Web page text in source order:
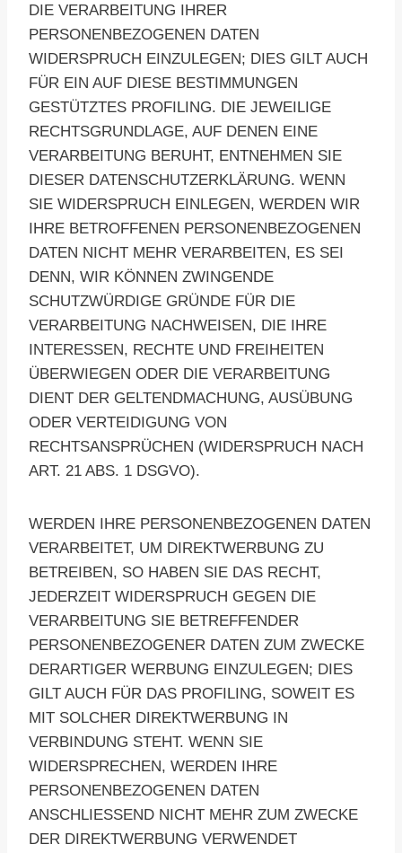
DIE VERARBEITUNG IHRER
PERSONENBEZOGENEN DATEN
WIDERSPRUCH EINZULEGEN; DIES GILT AUCH
FÜR EIN AUF DIESE BESTIMMUNGEN
GESTÜTZTES PROFILING. DIE JEWEILIGE
RECHTSGRUNDLAGE, AUF DENEN EINE
VERARBEITUNG BERUHT, ENTNEHMEN SIE
DIESER DATENSCHUTZERKLÄRUNG. WENN
SIE WIDERSPRUCH EINLEGEN, WERDEN WIR
IHRE BETROFFENEN PERSONENBEZOGENEN
DATEN NICHT MEHR VERARBEITEN, ES SEI
DENN, WIR KÖNNEN ZWINGENDE
SCHUTZWÜRDIGE GRÜNDE FÜR DIE
VERARBEITUNG NACHWEISEN, DIE IHRE
INTERESSEN, RECHTE UND FREIHEITEN
ÜBERWIEGEN ODER DIE VERARBEITUNG
DIENT DER GELTENDMACHUNG, AUSÜBUNG
ODER VERTEIDIGUNG VON
RECHTSANSPRÜCHEN (WIDERSPRUCH NACH
ART. 21 ABS. 1 DSGVO).
WERDEN IHRE PERSONENBEZOGENEN DATEN
VERARBEITET, UM DIREKTWERBUNG ZU
BETREIBEN, SO HABEN SIE DAS RECHT,
JEDERZEIT WIDERSPRUCH GEGEN DIE
VERARBEITUNG SIE BETREFFENDER
PERSONENBEZOGENER DATEN ZUM ZWECKE
DERARTIGER WERBUNG EINZULEGEN; DIES
GILT AUCH FÜR DAS PROFILING, SOWEIT ES
MIT SOLCHER DIREKTWERBUNG IN
VERBINDUNG STEHT. WENN SIE
WIDERSPRECHEN, WERDEN IHRE
PERSONENBEZOGENEN DATEN
ANSCHLIESSEND NICHT MEHR ZUM ZWECKE
DER DIREKTWERBUNG VERWENDET